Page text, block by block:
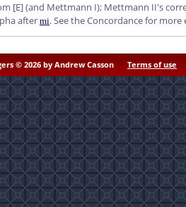
[E](and Mettmann I); Mettmann II's
after mi. See the Concordance for more
© 2026 by Andrew Casson Terms of use